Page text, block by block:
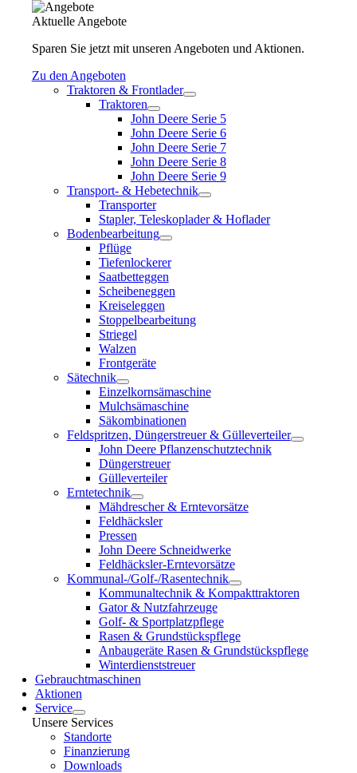
Aktuelle Angebote
Sparen Sie jetzt mit unseren Angeboten und Aktionen.
Zu den Angeboten
Traktoren & Frontlader
Traktoren
John Deere Serie 5
John Deere Serie 6
John Deere Serie 7
John Deere Serie 8
John Deere Serie 9
Transport- & Hebetechnik
Transporter
Stapler, Teleskoplader & Hoflader
Bodenbearbeitung
Pflüge
Tiefenlockerer
Saatbetteggen
Scheibeneggen
Kreiseleggen
Stoppelbearbeitung
Striegel
Walzen
Frontgeräte
Sätechnik
Einzelkornsämaschine
Mulchsämaschine
Säkombinationen
Feldspritzen, Düngerstreuer & Gülleverteiler
John Deere Pflanzenschutztechnik
Düngerstreuer
Gülleverteiler
Erntetechnik
Mähdrescher & Erntevorsätze
Feldhäcksler
Pressen
John Deere Schneidwerke
Feldhäcksler-Erntevorsätze
Kommunal-/Golf-/Rasentechnik
Kommunaltechnik & Kompakttraktoren
Gator & Nutzfahrzeuge
Golf- & Sportplatzpflege
Rasen & Grundstückspflege
Anbaugeräte Rasen & Grundstückspflege
Winterdienststreuer
Gebrauchtmaschinen
Aktionen
Service
Unsere Services
Standorte
Finanzierung
Downloads